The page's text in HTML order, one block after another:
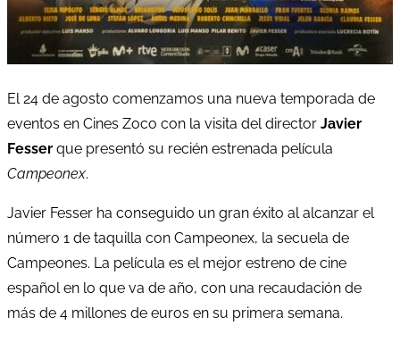
El 24 de agosto comenzamos una nueva temporada de
eventos en Cines Zoco con la visita del director Javier
Fesser que presentó su recién estrenada película
Campeonex.
Javier Fesser ha conseguido un gran éxito al alcanzar el
número 1 de taquilla con Campeonex, la secuela de
Campeones. La película es el mejor estreno de cine
español en lo que va de año, con una recaudación de
más de 4 millones de euros en su primera semana.